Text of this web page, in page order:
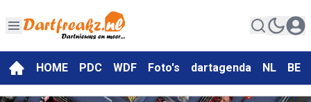
HOME PDC WDF Foto's dartagenda NL BE